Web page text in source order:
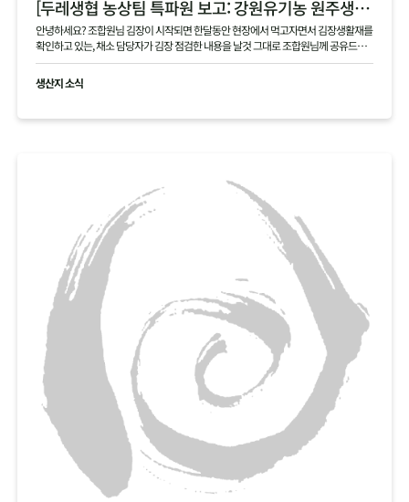
[두레생협 농상팀 특파원 보고: 강원유기농 원주생명농업 현장]
안녕하세요? 조합원님 김장이 시작되면 한달동안 현장에서 먹고자면서 김장생활재를
확인하고 있는, 채소 담당자가 김장 점검한 내용을 날것 그대로 조합원님께 공유드립
니다 .
생산지 소식